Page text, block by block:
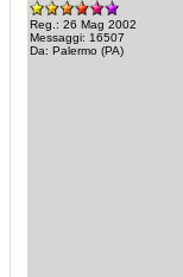
Reg.: 26 Mag 2002
Messaggi: 16507
Da: Palermo (PA)